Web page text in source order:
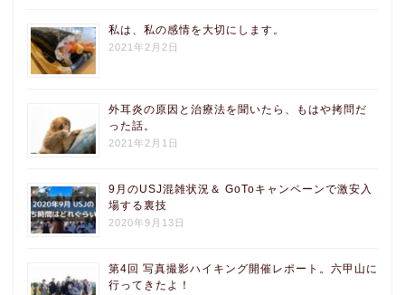
私は、私の感情を大切にします。
2021年2月2日
外耳炎の原因と治療法を聞いたら、もはや拷問だ
った話。
2021年2月1日
9月のUSJ混雑状況＆ GoToキャンペーンで激安入
場する裏技
2020年9月13日
第4回 写真撮影ハイキング開催レポート。六甲山に
行ってきたよ！